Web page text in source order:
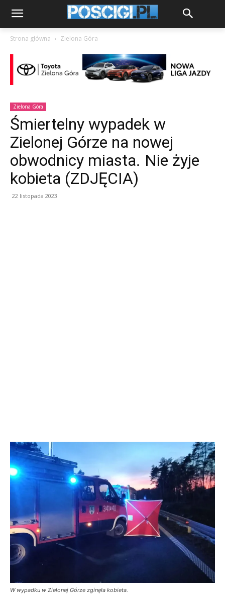
Strona główna Zielona Góra
Zielona Góra
Śmiertelny wypadek w
Zielonej Górze na nowej
obwodnicy miasta. Nie żyje
kobieta (ZDJĘCIA)
22 listopada 2023
W wypadku w Zielonej Górze zginęła kobieta.